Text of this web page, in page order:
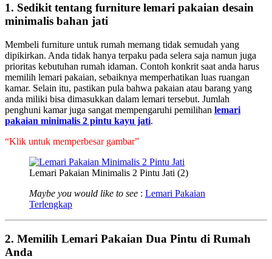
1. Sedikit tentang furniture lemari pakaian desain
minimalis bahan jati
Membeli furniture untuk rumah memang tidak semudah yang
dipikirkan. Anda tidak hanya terpaku pada selera saja namun juga
prioritas kebutuhan rumah idaman. Contoh konkrit saat anda harus
memilih lemari pakaian, sebaiknya memperhatikan luas ruangan
kamar. Selain itu, pastikan pula bahwa pakaian atau barang yang
anda miliki bisa dimasukkan dalam lemari tersebut. Jumlah
penghuni kamar juga sangat mempengaruhi pemilihan lemari
pakaian minimalis 2 pintu kayu jati.
“Klik untuk memperbesar gambar”
Lemari Pakaian Minimalis 2 Pintu Jati (2)
Maybe you would like to see : Lemari Pakaian
Terlengkap
2. Memilih Lemari Pakaian Dua Pintu di Rumah
Anda